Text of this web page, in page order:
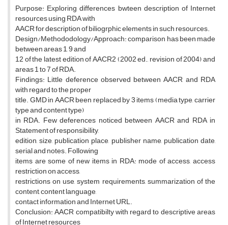
Purpose: Exploring differences bwteen description of Internet
resources using RDA with
AACR for description of biliogrphic elements in such resources.
Design/Methododology/Approach: comparison has been made
between areas 1, 9 and
12 of the latest edition of AACR2 (2002 ed., revision of 2004) and
areas 1 to 7 of RDA.
Findings: Little deference observed between AACR and RDA
with regard to the proper
title. GMD in AACR been replaced by 3 items (media type, carrier
type and content type)
in RDA. Few deferences noticed between AACR and RDA in
Statement of responsibility,
edition, size, publication place, publisher name, publication date,
serial and notes. Following
items are some of new items in RDA: mode of access, access
restriction on access,
restrictions on use, system requirements, summarization of the
content, content language,
contact information and Internet URL.
Conclusion: AACR compatibilty with regard to descriptive areas